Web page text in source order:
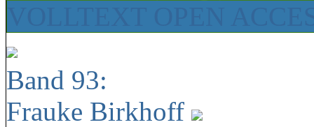
Band 93:
Frauke Birkhoff